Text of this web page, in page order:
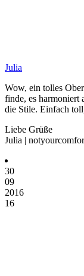
Julia
Wow, ein tolles
finde, es harmoniert
die Stile. Einfach
Liebe Grüße
Julia |
30
09
2016
16